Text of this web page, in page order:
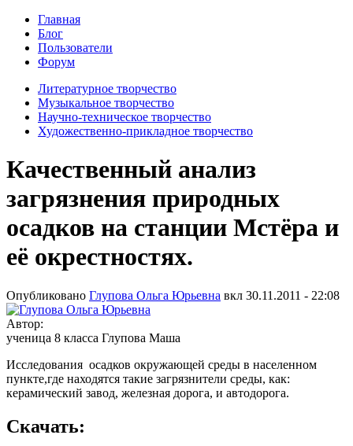
Главная
Блог
Пользователи
Форум
Литературное творчество
Музыкальное творчество
Научно-техническое творчество
Художественно-прикладное творчество
Качественный анализ
загрязнения природных
осадков на станции Мстёра и
её окрестностях.
Опубликовано Глупова Ольга Юрьевна вкл 30.11.2011 - 22:08
Автор:
ученица 8 класса Глупова Маша
Исследования осадков окружающей среды в населенном
пункте,где находятся такие загрязнители среды, как:
керамический завод, железная дорога, и автодорога.
Скачать: